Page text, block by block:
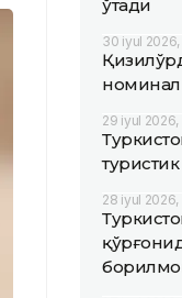
ўтади
30 iyul 2026,
номинал
29 iyul
28 iyul 2026,